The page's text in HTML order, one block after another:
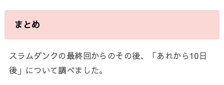
まとめ
スラムダンクの最終回からのその後、「あれから10日
後」について調べました。